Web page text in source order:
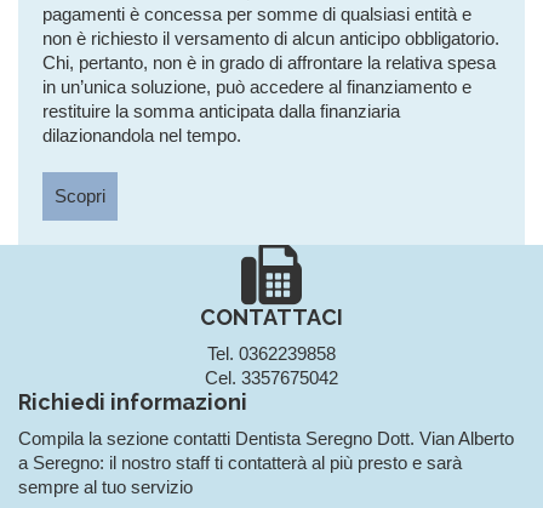
pagamenti è concessa per somme di qualsiasi entità e
non è richiesto il versamento di alcun anticipo obbligatorio.
Chi, pertanto, non è in grado di affrontare la relativa spesa
in un’unica soluzione, può accedere al finanziamento e
restituire la somma anticipata dalla finanziaria
dilazionandola nel tempo.
Scopri
CONTATTACI
Tel. 0362239858
Cel. 3357675042
Richiedi informazioni
Compila la sezione contatti Dentista Seregno Dott. Vian Alberto
a Seregno: il nostro staff ti contatterà al più presto e sarà
sempre al tuo servizio